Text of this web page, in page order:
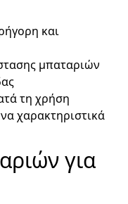
και
μπαταριών
τη χρήση
χαρακτηριστικά
για